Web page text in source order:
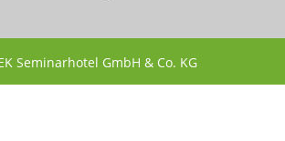
Seminarhotel GmbH & Co. KG